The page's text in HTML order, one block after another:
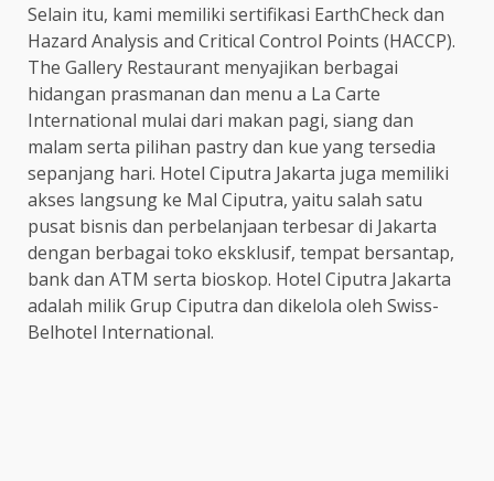
Selain itu, kami memiliki sertifikasi EarthCheck dan
Hazard Analysis and Critical Control Points (HACCP).
The Gallery Restaurant menyajikan berbagai
hidangan prasmanan dan menu a La Carte
International mulai dari makan pagi, siang dan
malam serta pilihan pastry dan kue yang tersedia
sepanjang hari. Hotel Ciputra Jakarta juga memiliki
akses langsung ke Mal Ciputra, yaitu salah satu
pusat bisnis dan perbelanjaan terbesar di Jakarta
dengan berbagai toko eksklusif, tempat bersantap,
bank dan ATM serta bioskop. Hotel Ciputra Jakarta
adalah milik Grup Ciputra dan dikelola oleh Swiss-
Belhotel International.